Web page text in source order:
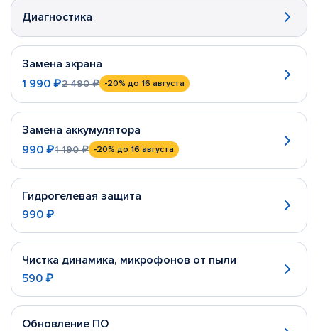
Диагностика
Замена экрана
1 990 ₽2 490 ₽ -20% до 16 августа
Замена аккумулятора
990 ₽1 190 ₽ -20% до 16 августа
Гидрогелевая защита
990 ₽
Чистка динамика, микрофонов от пыли
590 ₽
Обновление ПО